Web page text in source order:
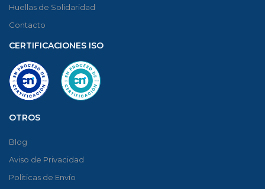
Huellas de Solidaridad
Contacto
CERTIFICACIONES ISO
OTROS
Blog
Aviso de Privacidad
Politicas de Envío